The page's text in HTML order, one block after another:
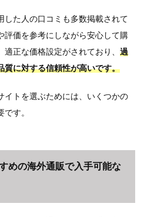
した人の口コミも多数掲載されて
評価を参考にしながら安心して購
正な価格設定がされており、 過
質に対する信頼性が高いです。
イトを選ぶためには、いくつかの
す。
めの海外通販で入手可能な